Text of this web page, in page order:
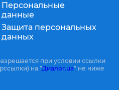
Персональные
данные
Защита персональных
данных
при условии ссылки
на "Диалог.ua" не ниже